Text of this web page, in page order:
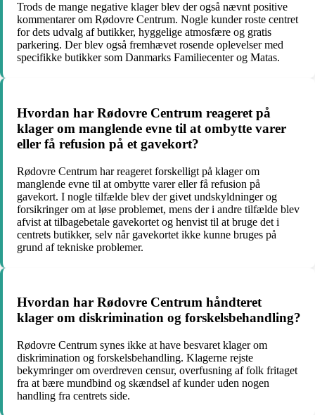
Trods de mange negative klager blev der også nævnt positive
kommentarer om Rødovre Centrum. Nogle kunder roste centret
for dets udvalg af butikker, hyggelige atmosfære og gratis
parkering. Der blev også fremhævet rosende oplevelser med
specifikke butikker som Danmarks Familiecenter og Matas.
Hvordan har Rødovre Centrum reageret på
klager om manglende evne til at ombytte varer
eller få refusion på et gavekort?
Rødovre Centrum har reageret forskelligt på klager om
manglende evne til at ombytte varer eller få refusion på
gavekort. I nogle tilfælde blev der givet undskyldninger og
forsikringer om at løse problemet, mens der i andre tilfælde blev
afvist at tilbagebetale gavekortet og henvist til at bruge det i
centrets butikker, selv når gavekortet ikke kunne bruges på
grund af tekniske problemer.
Hvordan har Rødovre Centrum håndteret
klager om diskrimination og forskelsbehandling?
Rødovre Centrum synes ikke at have besvaret klager om
diskrimination og forskelsbehandling. Klagerne rejste
bekymringer om overdreven censur, overfusning af folk fritaget
fra at bære mundbind og skændsel af kunder uden nogen
handling fra centrets side.